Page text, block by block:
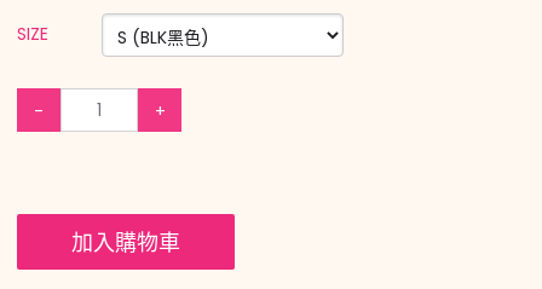
SIZE
- +
加入購物車